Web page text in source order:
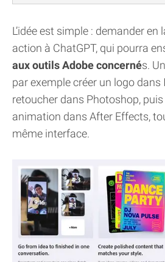
L’idée est simple : demander
action à ChatGPT, qui pourra
aux outils Adobe concernés.
par exemple créer un logo dans
retoucher dans Photoshop,
animation dans After Effects,
même interface.